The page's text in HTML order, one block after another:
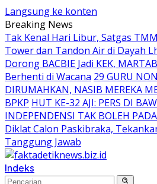
Langsung ke konten
Breaking News
Tak Kenal Hari Libur, Satgas
Tower dan Tandon Air di Dayah
Dorong BACBIE Jadi KEK,
Berhenti di Wacana 29 GURU
DIRUMAHKAN, NASIB MEREKA
BPKP HUT KE-32 AJI: PERS DI
INDEPENDENSI TAK BOLEH
Diklat Calon Paskibraka,
Tanggung Jawab
Indeks